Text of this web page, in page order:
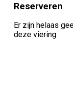
Reserveren
Er zijn helaas
deze viering